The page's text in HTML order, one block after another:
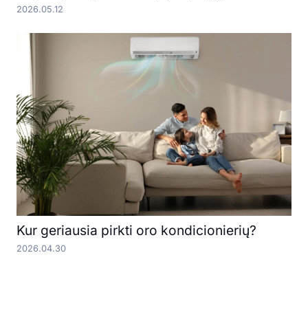
2026.05.12
Kur geriausia pirkti oro kondicionierių?
2026.04.30